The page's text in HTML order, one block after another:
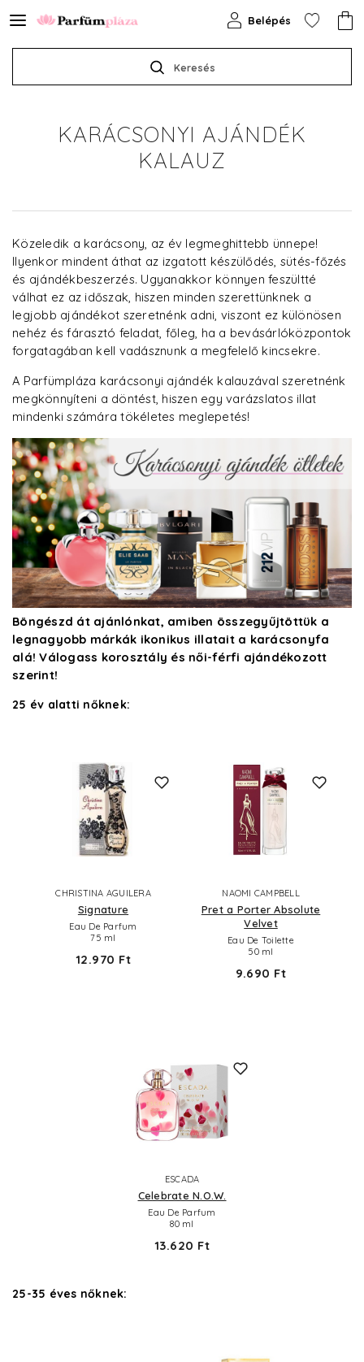
Keresés
Belépés
KARÁCSONYI AJÁNDÉK
KALAUZ
Közeledik a karácsony, az év legmeghittebb ünnepe!
Ilyenkor mindent áthat az izgatott készülődés, sütés-főzés
és ajándékbeszerzés. Ugyanakkor könnyen feszültté
válhat ez az időszak, hiszen minden szerettünknek a
legjobb ajándékot szeretnénk adni, viszont ez különösen
nehéz és fárasztó feladat, főleg, ha a bevásárlóközpontok
forgatagában kell vadásznunk a megfelelő kincsekre.
A Parfümpláza karácsonyi ajándék kalauzával szeretnénk
megkönnyíteni a döntést, hiszen egy varázslatos illat
mindenki számára tökéletes meglepetés!
Böngészd át ajánlónkat, amiben összegyűjtöttük a
legnagyobb márkák ikonikus illatait a karácsonyfa
alá! Válogass korosztály és női-férfi ajándékozott
szerint!
25 év alatti nőknek:
CHRISTINA AGUILERA
Signature
Eau De Parfum
75 ml
12.970 Ft
NAOMI CAMPBELL
Pret a Porter Absolute
Velvet
Eau De Toilette
50 ml
9.690 Ft
ESCADA
Celebrate N.O.W.
Eau De Parfum
80 ml
13.620 Ft
25-35 éves nőknek: